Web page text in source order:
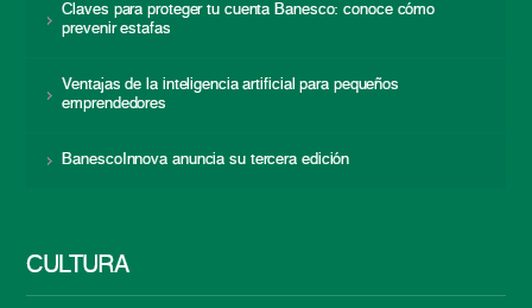
Claves para proteger tu cuenta Banesco: conoce cómo
prevenir estafas
Ventajas de la inteligencia artificial para pequeños
emprendedores
BanescoInnova anuncia su tercera edición
CULTURA